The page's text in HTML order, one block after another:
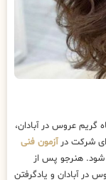
گریم عروس در آبادان،
شرکت درآزمون فنی
شود. هنرجو پس از
در آبادان و یادگرفتن